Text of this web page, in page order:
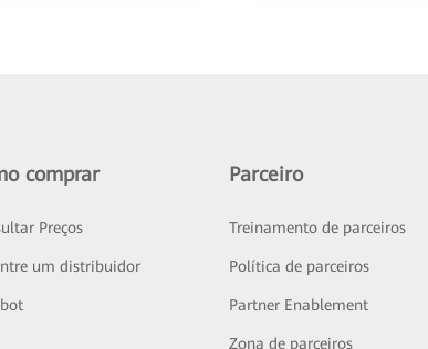
comprar
Preços
um distribuidor
Parceiro
Treinamento de parceiros
Política de parceiros
Partner Enablement
Zona de parceiros